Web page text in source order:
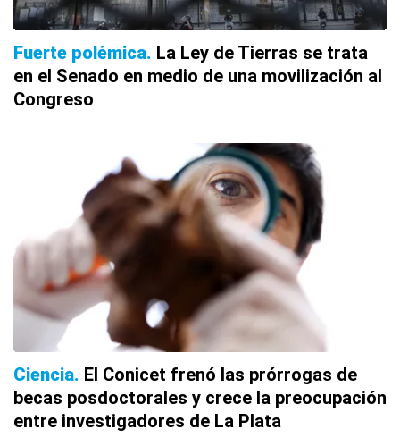
Fuerte polémica La Ley de Tierras se trata
en el Senado en medio de una movilización al
Congreso
Ciencia El Conicet frenó las prórrogas de
becas posdoctorales y crece la preocupación
entre investigadores de La Plata